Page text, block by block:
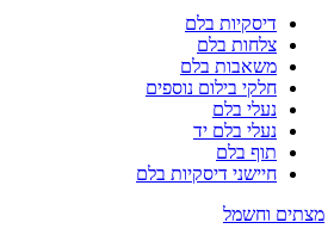
דיסקיות בלם
צלחות בלם
משאבות בלם
חלקי בילום נוספים
נעלי בלם
נעלי בלם יד
תוף בלם
חיישני דיסקיות בלם
מצתים וחשמל